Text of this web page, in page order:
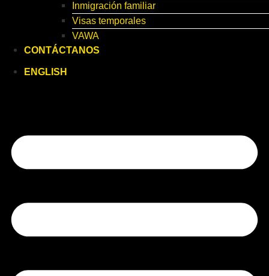
Inmigración familiar
Visas temporales
VAWA
CONTÁCTANOS
ENGLISH